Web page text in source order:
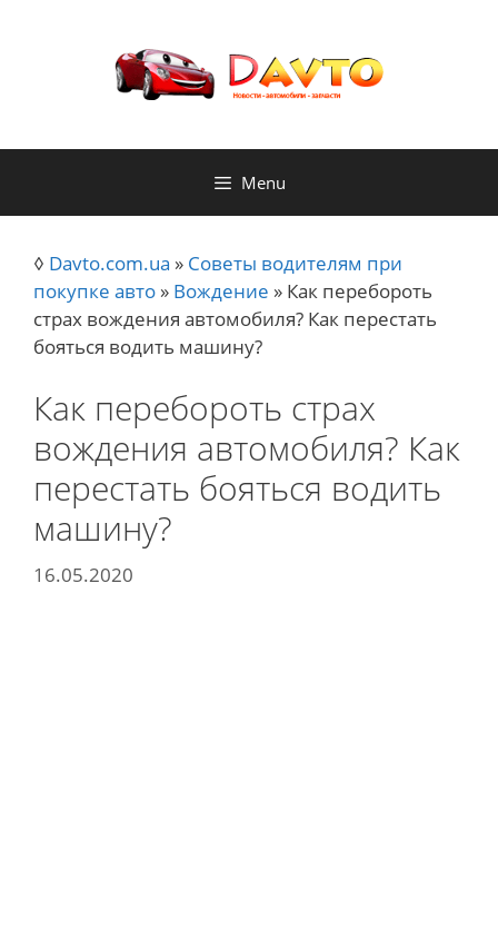
Menu
◊ Davto.com.ua » Советы водителям при
покупке авто » Вождение » Как перебороть
страх вождения автомобиля? Как перестать
бояться водить машину?
Как перебороть страх
вождения автомобиля? Как
перестать бояться водить
машину?
16.05.2020